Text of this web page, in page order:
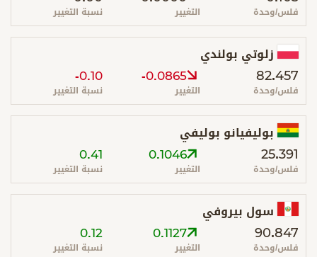
فلس/وحدة التغيير نسبة التغيير
زلوتي بولندي
82.457
فلس/وحدة
-0.0865
التغيير
-0.10
نسبة التغيير
بوليفيانو بوليفي
25.391
فلس/وحدة
0.1046
التغيير
0.41
نسبة التغيير
سول بيروفي
90.847
فلس/وحدة
0.1127
التغيير
0.12
نسبة التغيير